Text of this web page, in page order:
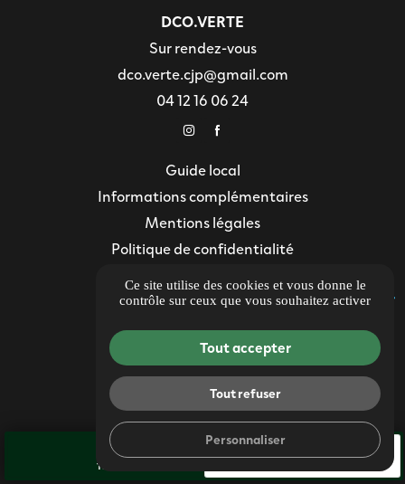
call
TÉL.
DCO.VERTE
Sur rendez-vous
dco.verte.cjp@gmail.com
04 12 16 06 24
Guide local
Informations complémentaires
Mentions légales
Politique de confidentialité
Ce site utilise des cookies et vous donne le
contrôle sur ceux que vous souhaitez activer
Tout accepter
Tout refuser
Personnaliser